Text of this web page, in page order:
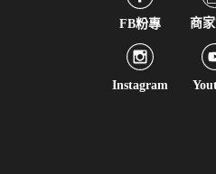
FB粉專 商
Instagram